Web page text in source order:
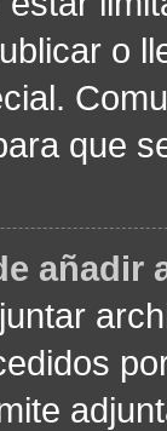
o
que
añadir